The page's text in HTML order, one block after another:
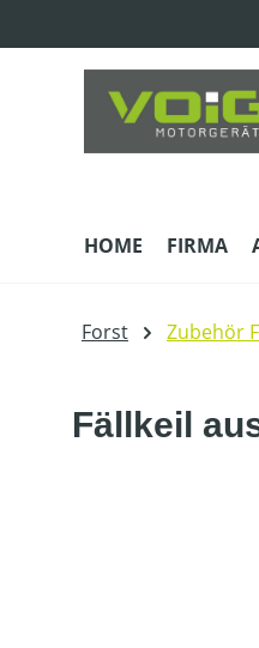
HOME FIRMA
Forst Zubehör
Fällkeil